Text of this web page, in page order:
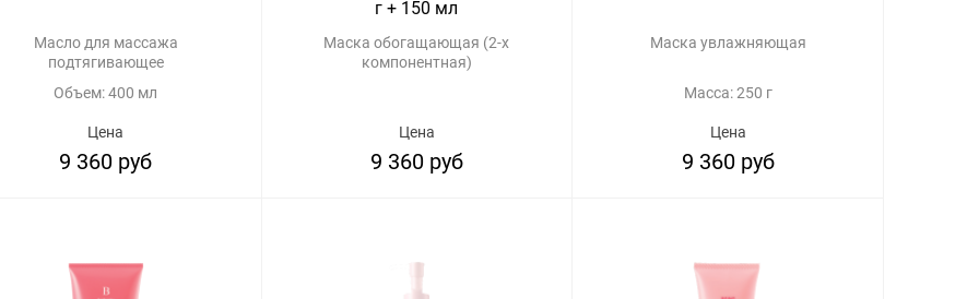
Масло для массажа
подтягивающее
Объем: 400 мл
Цена
9 360 руб
г + 150 мл
Маска обогащающая (2-х
компонентная)
Цена
9 360 руб
Маска увлажняющая
Масса: 250 г
Цена
9 360 руб